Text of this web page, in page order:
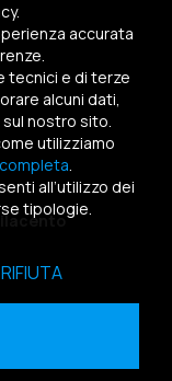
Policy
accurata
tecnici e di terze
alcuni dati,
nostro sito.
utilizziamo
.
all’utilizzo dei
tipologie.
RIFIUTA